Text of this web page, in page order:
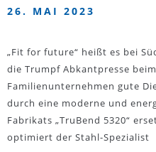
26. MAI 2023
„Fit for future“ heißt es bei
die Trumpf Abkantpresse
Familienunternehmen gute
durch eine moderne und
Fabrikats „TruBend 5320“
optimiert der Stahl-Spezialist